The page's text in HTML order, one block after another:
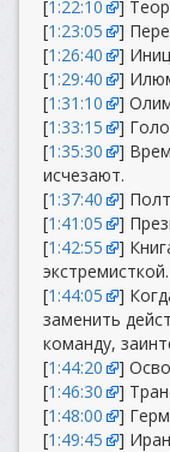
[1:22:10
]
[1:23:05
]
[1:26:40
]
[1:29:40
]
[1:31:10
]
[1:33:15
]
[1:35:30
]
исчезают.
[1:37:40
]
[1:41:05
]
[1:42:55
]
экстремисткой.
[1:44:05
]
заменить
команду,
[1:44:20
]
[1:46:30
]
[1:48:00
]
[1:49:45 ]